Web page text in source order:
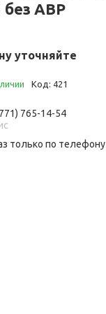
без АВР
уточняйте
Код: 421
765-14-54
только по телефону